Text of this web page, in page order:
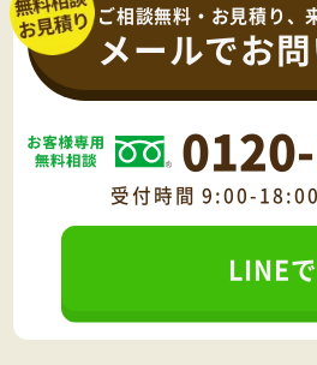
ご相談無料・お見積り、
メールでお
受付時間 9:00-
LINE